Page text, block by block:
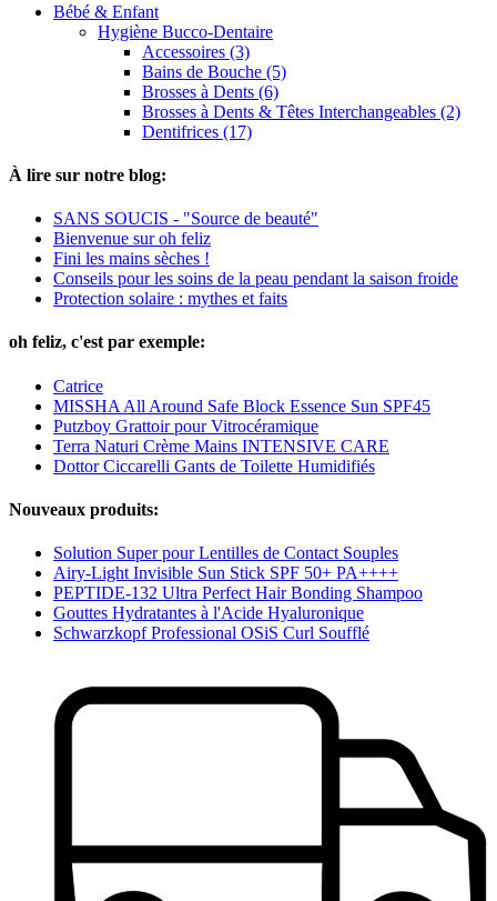
Bébé & Enfant
Hygiène Bucco-Dentaire
Accessoires (3)
Bains de Bouche (5)
Brosses à Dents (6)
Brosses à Dents & Têtes Interchangeables (2)
Dentifrices (17)
À lire sur notre blog:
SANS SOUCIS - "Source de beauté"
Bienvenue sur oh feliz
Fini les mains sèches !
Conseils pour les soins de la peau pendant la saison froide
Protection solaire : mythes et faits
oh feliz, c'est par exemple:
Catrice
MISSHA All Around Safe Block Essence Sun SPF45
Putzboy Grattoir pour Vitrocéramique
Terra Naturi Crème Mains INTENSIVE CARE
Dottor Ciccarelli Gants de Toilette Humidifiés
Nouveaux produits:
Solution Super pour Lentilles de Contact Souples
Airy-Light Invisible Sun Stick SPF 50+ PA++++
PEPTIDE-132 Ultra Perfect Hair Bonding Shampoo
Gouttes Hydratantes à l'Acide Hyaluronique
Schwarzkopf Professional OSiS Curl Soufflé